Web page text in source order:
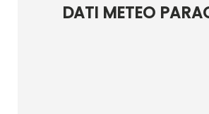
DATI METEO